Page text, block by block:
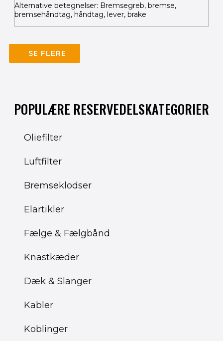
Alternative betegnelser: Bremsegreb, bremse,
bremsehåndtag, håndtag, lever, brake
SE FLERE
POPULÆRE RESERVEDELSKATEGORIER
Oliefilter
Luftfilter
Bremseklodser
Elartikler
Fælge & Fælgbånd
Knastkæder
Dæk & Slanger
Kabler
Koblinger